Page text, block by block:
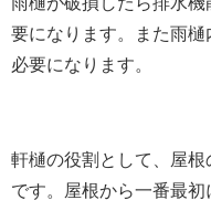
要になります。また雨
必要になります。
軒樋の役割として、屋
です。屋根から一番最